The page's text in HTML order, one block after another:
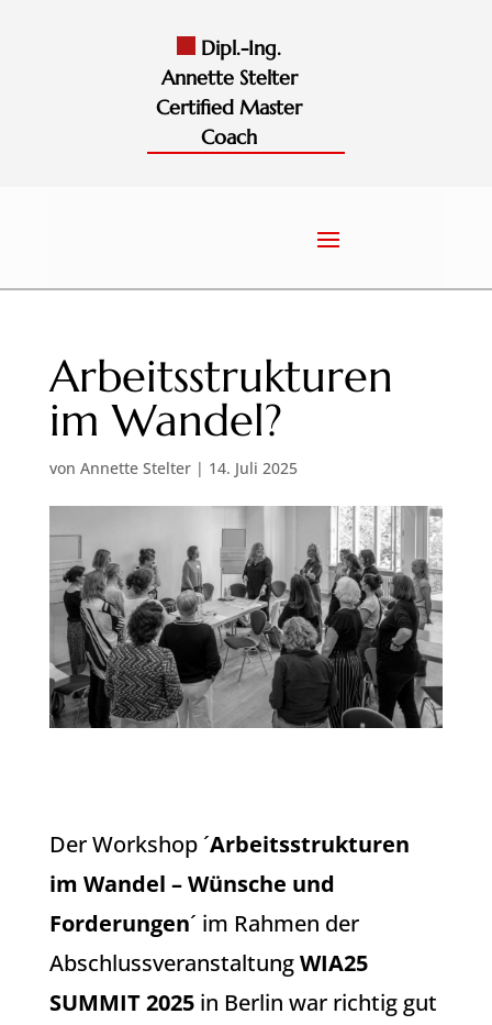
Dipl.-Ing.
Annette Stelter
Certified Master
Coach
Arbeitsstrukturen
im Wandel?
von Annette Stelter| 14. Juli 2025
Der Workshop ´Arbeitsstrukturen
im Wandel – Wünsche und
Forderungen´ im Rahmen der
AbschlussveranstaltungWIA25
SUMMIT 2025in Berlin war richtig gut